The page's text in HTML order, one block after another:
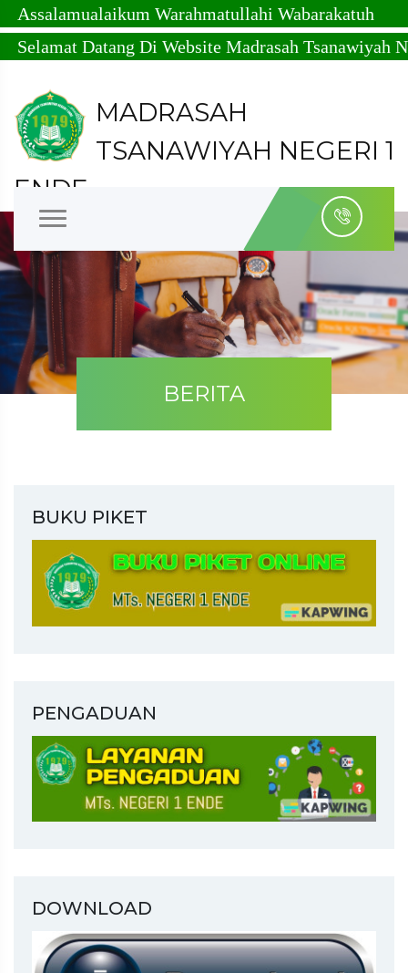
Warahmatullahi Wabarakatuh
Datang Di Website Madrasah Tsanawiyah Negeri
MADRASAH
TSANAWIYAH NEGERI 1
ENDE
Kabupaten Ende - Nusa Tenggara Timur - NPSN :
BERITA
BUKU PIKET
PENGADUAN
DOWNLOAD